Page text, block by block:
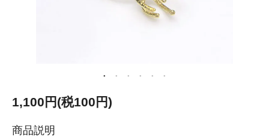
1,100円(税100円)
商品説明